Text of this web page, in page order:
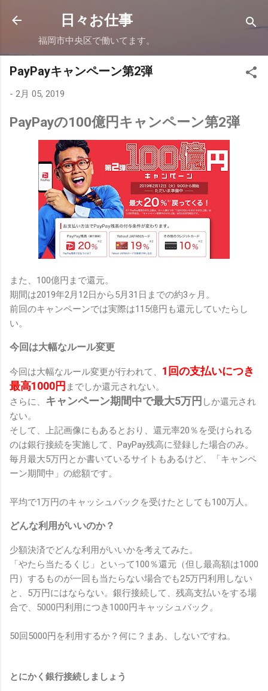
スキップしてメイン コンテンツに移動
日々お仕事
福岡市中央区で働いてます。
PayPayキャンペーン第2弾
- 2月 05, 2019
PayPayの100億円キャンペーン第2弾
また、100億円まで還元。
期間は2019年2月12日から5月31日までの約3ヶ月。
前回のキャンペーンでは実際は115億円も還元していたらし
い。
今回は大幅なルール変更
今回は大幅なルール変更が行われて、 1回の支払いにつき
最高1000円 までしか還元されない。
さらに、 キャンペーン期間中で最大5万円 しか還元され
ない。
そして、上記画像にもあるとおり、還元率20％を受けられる
のは銀行接続を実施して、PayPay残高に登録した場合のみ。
毎月最大5万円とか書いているサイトもあるけど、「キャンペ
ーン期間中」の総額です。
平均で1万円のキャッシュバックを受けたとしても100万人。
どんな利用がいいのか？
少額決済でどんな利用がいいかを考えてみた。
「やたら当たるくじ」といって100％還元（但し最高額は1000
円）するものが一回も当たらない場合でも25万円利用しない
と、5万円にはならない。銀行接続して、残高支払いをする場
合で、5000円利用につき1000円キャッシュバック。
50回5000円を利用するか？何に？まあ、しないですね。
とにかく銀行接続しましょう